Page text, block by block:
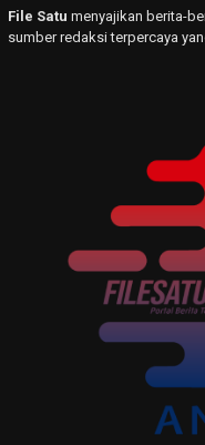
File Satu menyajikan berita-
sumber redaksi terpercaya